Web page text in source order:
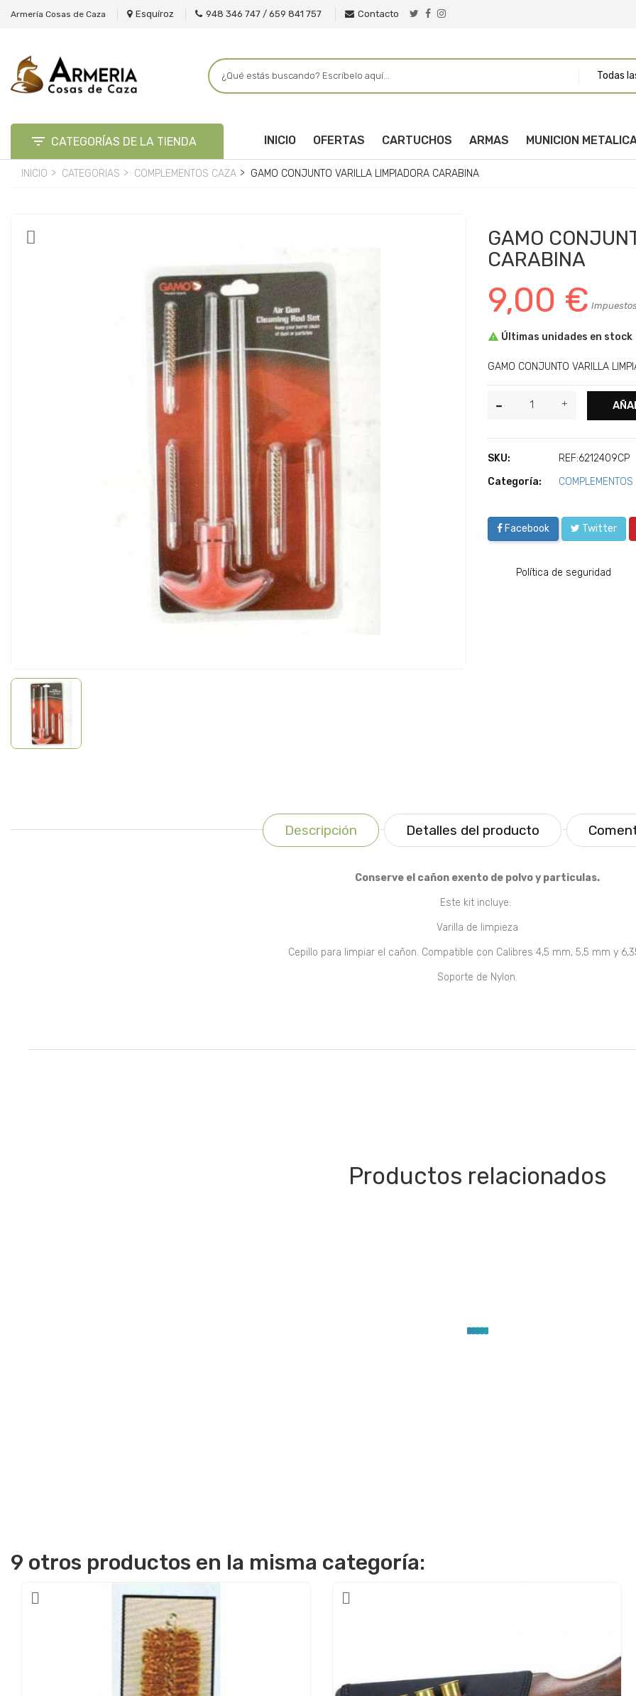
Armería Cosas de Caza Esquíroz 948 346 747 / 659 841 757 Contacto
Todas
 CATEGORÍAS DE LA TIENDA INICIO OFERTAS CARTUCHOS ARMAS MUNICION
INICIO CATEGORIAS COMPLEMENTOS CAZA GAMO CONJUNTO VARILLA LIMPIADORA CARABINA
GAMO
CARABINA
9,00 €
 Últimas unidades en stock
GAMO CONJUNTO VARILLA
SKU:
REF:6212409CP
Categoría:
Facebook Twitter
Política de seguridad
Descripción Detalles del producto
Conserve el cañon exento de polvo y particulas.
Este kit incluye:
Varilla de limpieza
Cepillo para limpiar el cañon. Compatible con Calibres 4,5 mm, 5,5 mm y
Soporte de Nylon.
Productos relacionados
9 otros productos en la misma categoría: